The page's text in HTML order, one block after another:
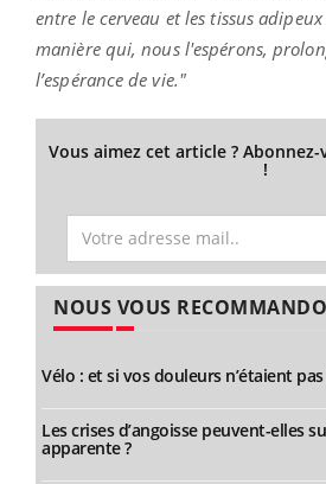
entre le cerveau et les tissus
manière qui, nous l'espérons,
l’espérance de vie."
Vous aimez cet article ?
!
NOUS VOUS
Vélo : et si vos douleurs n’étaient pas
Les crises d’angoisse peuvent-elles
apparente ?